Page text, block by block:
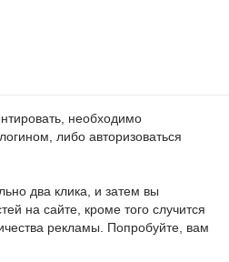
необходимо
либо авторизоваться
два клика, и затем вы
на сайте, кроме того случится
рекламы. Попробуйте, вам